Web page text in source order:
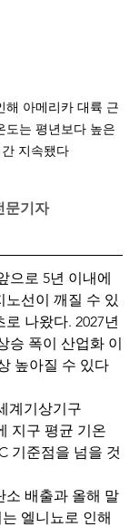
해 아메리카 대륙 근
도는 평년보다 높은
지속됐다
문기자
으로 5년 이내에
노선이 깨질 수 있
나왔다. 2027년
승 폭이 산업화 이
높아질 수 있다
계기상기구
지구 평균 기온
기준점을 넘을 것
소 배출과 올해 말
엘니뇨로 인해